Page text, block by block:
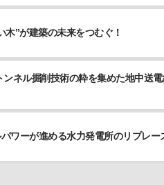
木”が建築の未来をつむぐ！
ネル掘削技術の粋を集めた地中送
ワーが進める水力発電所のリプレー